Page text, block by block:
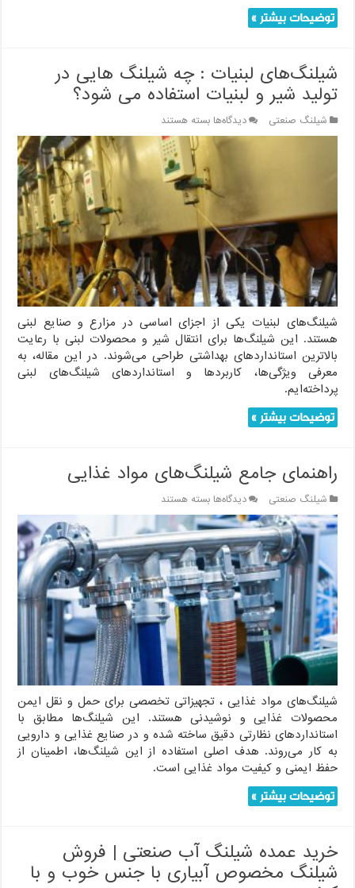
توضیحات بیشتر »
شیلنگ‌های لبنیات : چه شیلنگ هایی در
تولید شیر و لبنیات استفاده می شود؟
شیلنگ صنعتی دیدگاه‌هابرای
شیلنگ‌های
لبنیات
:
چه
شیلنگ
هایی
در
تولید
شیر
و
لبنیات
استفاده
می
شود؟
بسته هستند
شیلنگ‌های لبنیات یکی از اجزای اساسی در مزارع و صنایع لبنی
هستند. این شیلنگ‌ها برای انتقال شیر و محصولات لبنی با رعایت
بالاترین استانداردهای بهداشتی طراحی می‌شوند. در این مقاله، به
معرفی ویژگی‌ها، کاربردها و استانداردهای شیلنگ‌های لبنی
پرداخته‌ایم.
توضیحات بیشتر »
راهنمای جامع شیلنگ‌های مواد غذایی
شیلنگ صنعتی دیدگاه‌هابرای
راهنمای
جامع
شیلنگ‌های
مواد
غذایی
بسته هستند
شیلنگ‌های مواد غذایی ، تجهیزاتی تخصصی برای حمل و نقل ایمن
محصولات غذایی و نوشیدنی هستند. این شیلنگ‌ها مطابق با
استانداردهای نظارتی دقیق ساخته شده و در صنایع غذایی و دارویی
به کار می‌روند. هدف اصلی استفاده از این شیلنگ‌ها، اطمینان از
حفظ ایمنی و کیفیت مواد غذایی است.
توضیحات بیشتر »
خرید عمده شیلنگ آب صنعتی | فروش
شیلنگ مخصوص آبیاری با جنس خوب و با